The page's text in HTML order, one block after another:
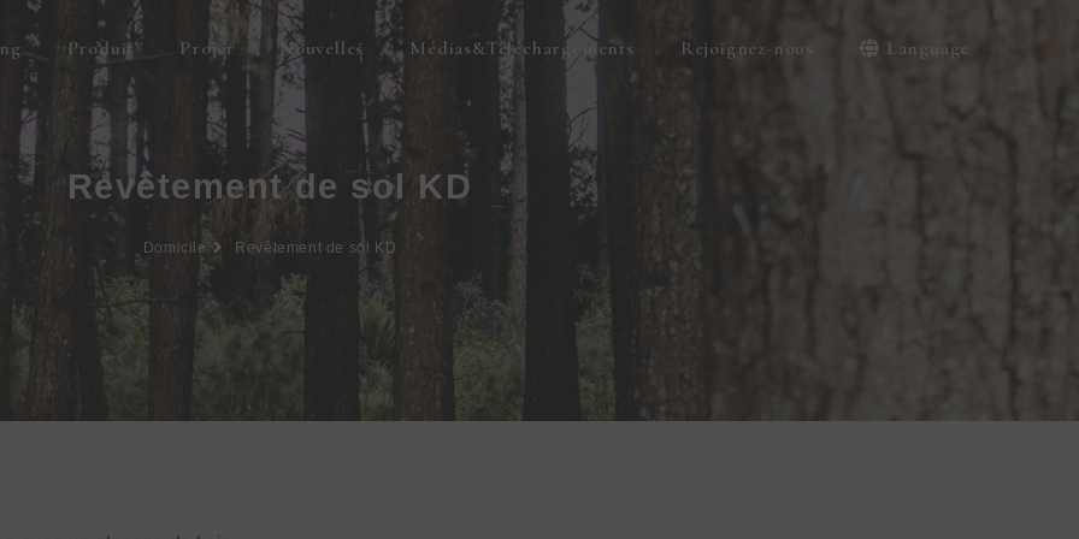
Produit Projet Nouvelles Médias&Téléchargements Rejoignez-nous Language
Revêtement de sol KD
Domicile Revêtement de sol KD